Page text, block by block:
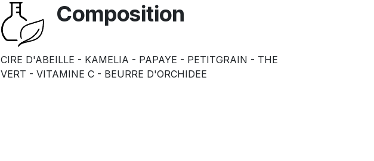
Composition
CIRE D'ABEILLE - KAMELIA - PAPAYE - PETITGRAIN - THE
VERT - VITAMINE C - BEURRE D'ORCHIDEE